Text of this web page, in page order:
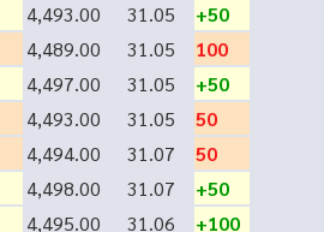
4,493.00 31.05
+50
4,489.00 31.05
100
4,497.00 31.05
+50
4,493.00 31.05
50
4,494.00 31.07
50
4,498.00 31.07
+50
4,495.00 31.06 +100